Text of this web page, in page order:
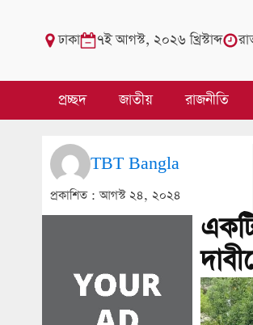
ঢাকা ৭ই আগস্ট, ২০২৬ খ্রিস্টাব্দ
প্রচ্ছদ জাতীয় রাজনীতি
TBT Bangla
প্রকাশিত :আগস্ট ২৪, ২০২৪